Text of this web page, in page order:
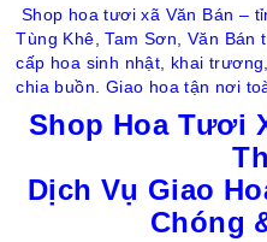
Shop hoa tươi xã Văn Bán –
Tùng Khê, Tam Sơn, Văn Bán
cấp hoa sinh nhật, khai
chia buồn. Giao hoa tận nơi
Shop Hoa Tươi
Dịch Vụ Giao
Chóng